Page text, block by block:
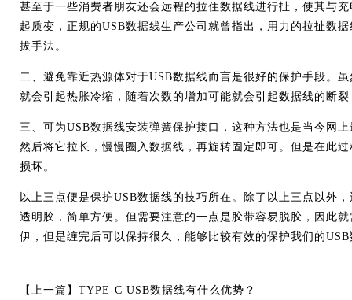
甚至于一些消费者朋友还会远程的拉住数据线进行扯，使其与
起质变，正规的USB数据线生产公司就曾指出，用力的拉扯数
拔手法。
二、避免靠近热源体对于USB数据线而言是很好的保护手段。
就会引起热胀冷缩，随着次数的增加可能就会引起数据线的断
三、可为USB数据线安装弹簧保护接口，这种方法也是当今网
然后将它拉长，慢慢圈入数据线，再旋转固定即可。但是在此
损坏。
以上三点便是保护USB数据线的技巧所在。除了以上三点以外
透明胶，简单方便。但需要注意的一点是胶带容易脱胶，因此
伊，但是缠完后可以保持很久，能够比较有效的保护我们的
【上一篇】 TYPE-C USB数据线有什么优势？